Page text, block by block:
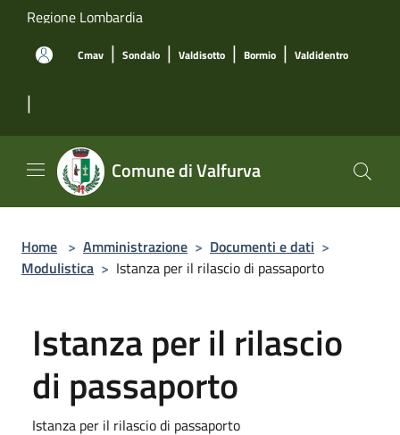
Salta al contenuto principale
Regione Lombardia
Cmav | Sondalo | Valdisotto | Bormio | Valdidentro
|
Comune di Valfurva
Home > Amministrazione > Documenti e dati >
Modulistica > Istanza per il rilascio di passaporto
Istanza per il rilascio
di passaporto
Istanza per il rilascio di passaporto